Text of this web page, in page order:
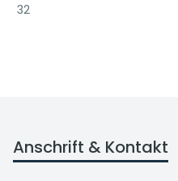
32
Anschrift & Kontakt